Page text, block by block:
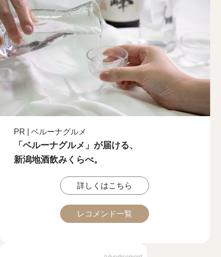
PR | ベルーナグルメ
「ベルーナグルメ」が届ける、
新潟地酒飲みくらべ。
詳しくはこちら
レコメンド一覧